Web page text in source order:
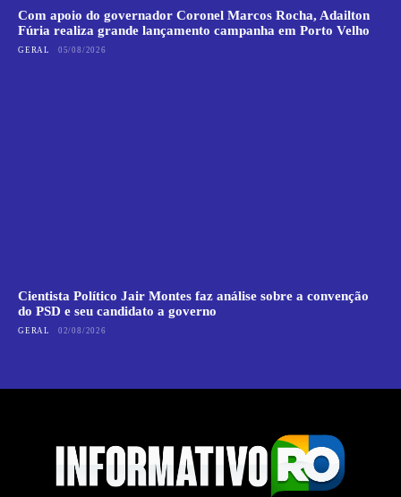
Com apoio do governador Coronel Marcos Rocha, Adailton
Fúria realiza grande lançamento campanha em Porto Velho
GERAL 05/08/2026
Cientista Político Jair Montes faz análise sobre a convenção
do PSD e seu candidato a governo
GERAL 02/08/2026